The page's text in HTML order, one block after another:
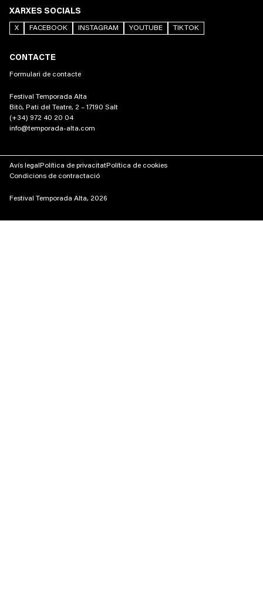
XARXES SOCIALS
X FACEBOOK INSTAGRAM YOUTUBE TIKTOK
CONTACTE
Formulari de contacte
Festival Temporada Alta
Bitò, Pati del Teatre, 2 – 17190 Salt
(+34) 972 40 20 04
info@temporada-alta.com
Avís legal Política de privacitatPolítica de cookies
Condicions de contractació
Festival Temporada Alta, 2026